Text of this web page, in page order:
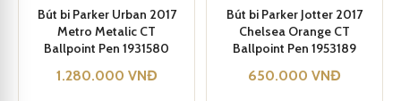
out of 5
based on
customer
Bút bi Parker Urban 2017
Metro Metalic CT
Ballpoint Pen 1931580
1.280.000 VNĐ
out of 5
based on
customer
Bút bi Parker Jotter 2017
Chelsea Orange CT
Ballpoint Pen 1953189
650.000 VNĐ